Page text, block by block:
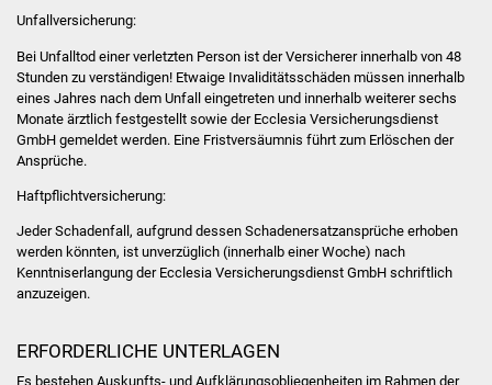
Formulare
Bürgerinfos
Schulen
Kolping-Musikschule
Unfallversicherung:
Bei Unfalltod einer verletzten Person ist der Versicherer innerhalb von 48
Stunden zu verständigen! Etwaige Invaliditätsschäden müssen innerhalb
eines Jahres nach dem Unfall eingetreten und innerhalb weiterer sechs
Monate ärztlich festgestellt sowie der Ecclesia Versicherungsdienst
GmbH gemeldet werden. Eine Fristversäumnis führt zum Erlöschen der
Ansprüche.
Haftpflichtversicherung:
Jeder Schadenfall, aufgrund dessen Schadenersatzansprüche erhoben
werden könnten, ist unverzüglich (innerhalb einer Woche) nach
Kenntniserlangung der Ecclesia Versicherungsdienst GmbH schriftlich
anzuzeigen.
ERFORDERLICHE UNTERLAGEN
Es bestehen Auskunfts- und Aufklärungsobliegenheiten im Rahmen der